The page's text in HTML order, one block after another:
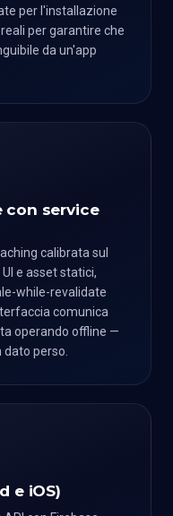
per l'installazione
per garantire che
da un'app
con service
calibrata sul
e asset statici,
while-revalidate
comunica
operando offline —
perso.
e iOS)